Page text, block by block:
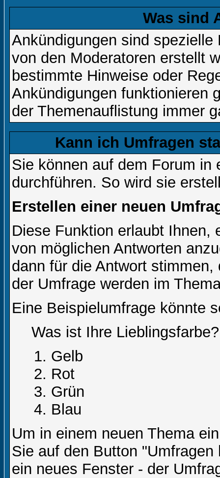
Was sind
Ankündigungen sind
von den Moderatoren erstellt
bestimmte Hinweise oder
Ankündigungen funktionieren
der Themenauflistung immer
Kann ich Umfragen
Sie können auf dem Forum in
durchführen. So wird sie
Erstellen einer neuen
Diese Funktion erlaubt Ihnen,
von möglichen Antworten
dann für die Antwort
der Umfrage werden im
Eine Beispielumfrage könnte
Was ist Ihre Lieblingsfarbe?
Gelb
Rot
Grün
Blau
Um in einem neuen Thema
Sie auf den Button
ein neues Fenster - der